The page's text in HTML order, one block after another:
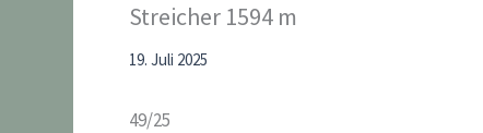
Streicher 1594 m
19. Juli 2025
49/25